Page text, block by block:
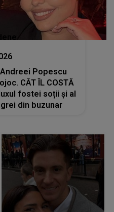
Popescu
CÂT ÎL COSTĂ
fostei soții și al
din buzunar